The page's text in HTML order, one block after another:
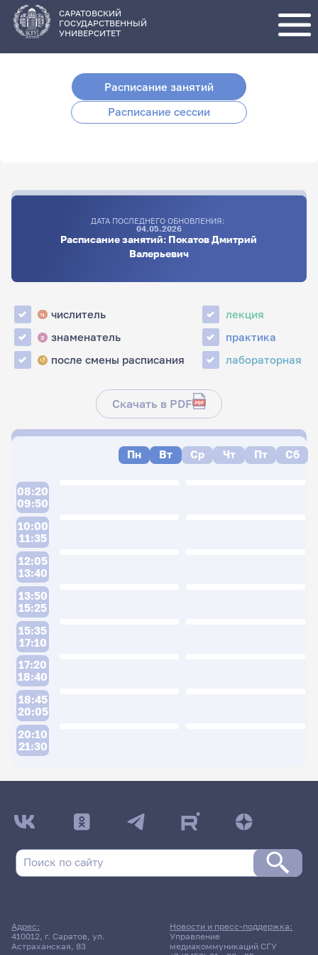
основному
содержанию
САРАТОВСКИЙ
ГОСУДАРСТВЕННЫЙ
УНИВЕРСИТЕТ
Расписание занятий
Расписание сессии
ДАТА ПОСЛЕДНЕГО ОБНОВЛЕНИЯ:
04.05.2026
Расписание занятий: Покатов Дмитрий
Валерьевич
ч числитель
з знаменатель
↺ после смены расписания
лекция
практика
лабораторная
Скачать в PDF
Пн Вт Ср Чт Пт Сб
08:20
09:50
10:00
11:35
12:05
13:40
13:50
15:25
15:35
17:10
17:20
18:40
18:45
20:05
20:10
21:30
ДАТА ПОСЛЕДНЕГО ОБНОВЛЕНИЯ:
04.05.2026
Валерьевич
Экзамен
Теория управления
Адрес:
410012, г. Саратов, ул.
Астраханская, 83
Новости и пресс-поддержка:
Управление
медиакоммуникаций СГУ